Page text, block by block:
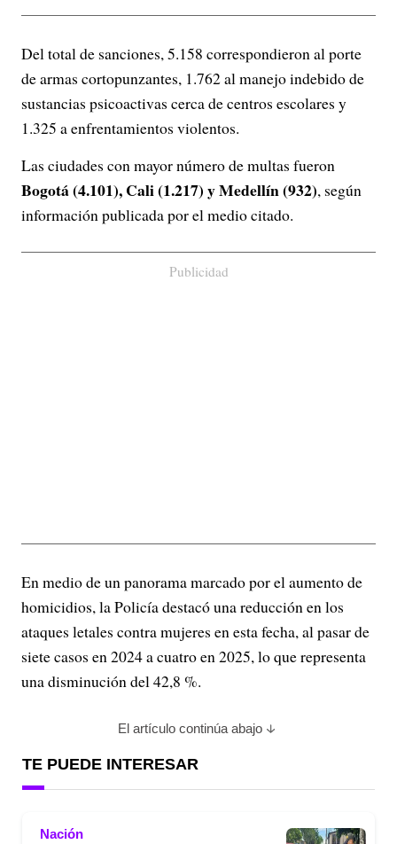
Del total de sanciones, 5.158 correspondieron al porte
de armas cortopunzantes, 1.762 al manejo indebido de
sustancias psicoactivas cerca de centros escolares y
1.325 a enfrentamientos violentos.
Las ciudades con mayor número de multas fueron
Bogotá (4.101), Cali (1.217) y Medellín (932), según
información publicada por el medio citado.
Publicidad
En medio de un panorama marcado por el aumento de
homicidios, la Policía destacó una reducción en los
ataques letales contra mujeres en esta fecha, al pasar de
siete casos en 2024 a cuatro en 2025, lo que representa
una disminución del 42,8 %.
El artículo continúa abajo
TE PUEDE INTERESAR
Nación